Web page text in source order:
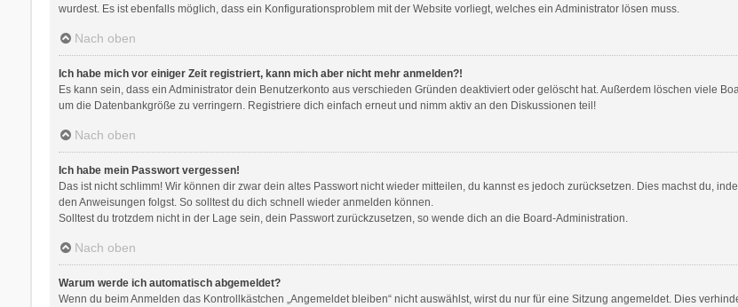
wurdest. Es ist ebenfalls möglich, dass ein Konfigurationsproblem mit der Website vorliegt, welches ein Administrator lösen muss.
Nach oben
Ich habe mich vor einiger Zeit registriert, kann mich aber nicht mehr anmelden?!
Es kann sein, dass ein Administrator dein Benutzerkonto aus verschieden Gründen deaktiviert oder gelöscht hat. Außerdem löschen viele
um die Datenbankgröße zu verringern. Registriere dich einfach erneut und nimm aktiv an den Diskussionen teil!
Nach oben
Ich habe mein Passwort vergessen!
Das ist nicht schlimm! Wir können dir zwar dein altes Passwort nicht wieder mitteilen, du kannst es jedoch zurücksetzen. Dies machst du,
den Anweisungen folgst. So solltest du dich schnell wieder anmelden können.
Solltest du trotzdem nicht in der Lage sein, dein Passwort zurückzusetzen, so wende dich an die Board-Administration.
Nach oben
Warum werde ich automatisch abgemeldet?
Wenn du beim Anmelden das Kontrollkästchen „Angemeldet bleiben“ nicht auswählst, wirst du nur für eine Sitzung angemeldet. Dies